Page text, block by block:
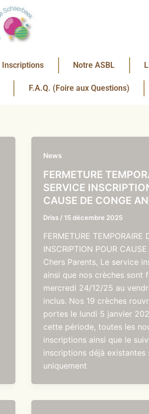
Inscriptions Notre ASBL
F.A.Q. (Foire aux Questions)
News
FERMETURE
SERVICE
CAUSE DE CONGE
Driss / 15 décembre 2025
FERMETURE TEMPORAIRE
INSCRIPTION POUR
Chers Parents, Le service
ainsi que nos crèches sont
mercredi 24/12/25 au
inclus. Nos 19 crèches
portes le lundi 5 janvier
cette période, toutes les
inscriptions ainsi que le
inscriptions déjà existantes
uniquement